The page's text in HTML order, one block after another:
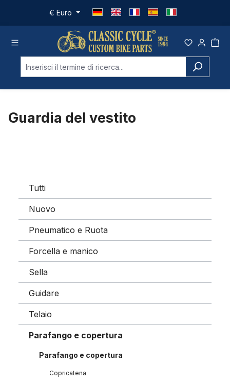
Passa al contenuto principale
€ Euro
Guardia del vestito
Tutti
Nuovo
Pneumatico e Ruota
Forcella e manico
Sella
Guidare
Telaio
Parafango e copertura
Parafango e copertura
Copricatena